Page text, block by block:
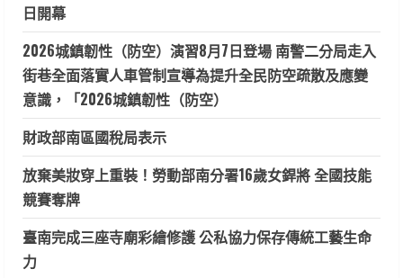
日開幕
2026城鎮韌性（防空）演習8月7日登場 南警二分局走入
街巷全面落實人車管制宣導為提升全民防空疏散及應變
意識，「2026城鎮韌性（防空）
財政部南區國稅局表示
放棄美妝穿上重裝！勞動部南分署16歲女銲將 全國技能
競賽奪牌
臺南完成三座寺廟彩繪修護 公私協力保存傳統工藝生命
力